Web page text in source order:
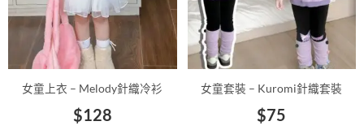
女童上衣 – Melody針織冷衫
$128
可
在
產
面
女童套裝 – Kuromi針織套裝
$75
在
面